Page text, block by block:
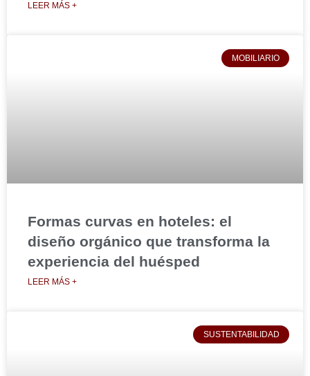
LEER MÁS +
MOBILIARIO
Formas curvas en hoteles: el
diseño orgánico que transforma la
experiencia del huésped
LEER MÁS +
SUSTENTABILIDAD